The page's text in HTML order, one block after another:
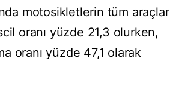
motosikletlerin tüm araçlar
oranı yüzde 21,3 olurken,
oranı yüzde 47,1 olarak